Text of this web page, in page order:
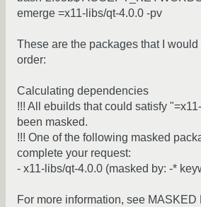
emerge =x11-libs/qt-4.0.0 -pv
These are the packages that I would
order:
Calculating dependencies
!!! All ebuilds that could satisfy
been masked.
!!! One of the following masked
complete your request:
- x11-libs/qt-4.0.0 (masked by: -*
For more information, see MASKED